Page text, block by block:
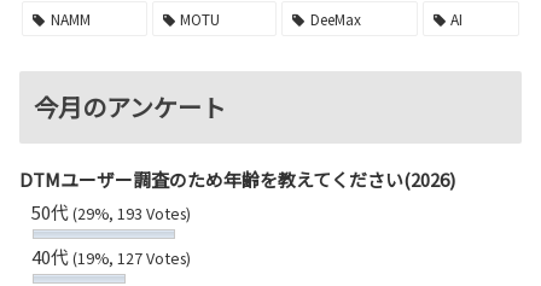
NAMM
MOTU DeeMax AI
今月のアンケート
DTMユーザー調査のため年齢を教えてください(2026)
50代(29%, 193 Votes)
40代(19%, 127 Votes)